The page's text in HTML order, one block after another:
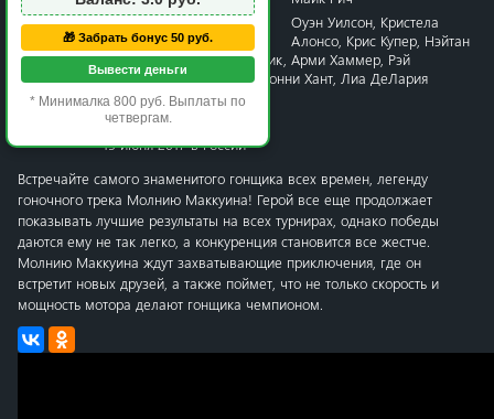
Актёры
Оуэн Уилсон Кристела
Алонсо Крис Купер Нэйтан
Филлион,Ларри-кабельщик Арми Хаммер Рэй
Мальоцци,Тони Шэлуб, Бонни Хант Лиа ДеЛария
Время
1 час 43 минуты
10 июня 2017 в мире
15 июня 2017 в России
Встречайте самого знаменитого гонщика всех времен, легенду
гоночного трека Молнию Маккуина! Герой все еще продолжает
показывать лучшие результаты на всех турнирах, однако победы
даются ему не так легко, а конкуренция становится все жестче.
Молнию Маккуина ждут захватывающие приключения, где он
встретит новых друзей, а также поймет, что не только скорость и
мощность мотора делают гонщика чемпионом.
🎁 Забрать бонус 50 руб.
Вывести деньги
* Минималка 800 руб. Выплаты по
четвергам.